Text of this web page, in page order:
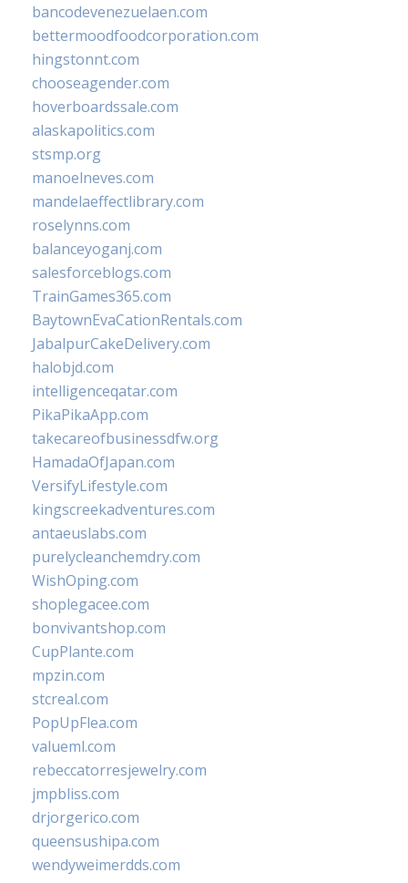
bancodevenezuelaen.com
bettermoodfoodcorporation.com
hingstonnt.com
chooseagender.com
hoverboardssale.com
alaskapolitics.com
stsmp.org
manoelneves.com
mandelaeffectlibrary.com
roselynns.com
balanceyoganj.com
salesforceblogs.com
TrainGames365.com
BaytownEvaCationRentals.com
JabalpurCakeDelivery.com
halobjd.com
intelligenceqatar.com
PikaPikaApp.com
takecareofbusinessdfw.org
HamadaOfJapan.com
VersifyLifestyle.com
kingscreekadventures.com
antaeuslabs.com
purelycleanchemdry.com
WishOping.com
shoplegacee.com
bonvivantshop.com
CupPlante.com
mpzin.com
stcreal.com
PopUpFlea.com
valueml.com
rebeccatorresjewelry.com
jmpbliss.com
drjorgerico.com
queensushipa.com
wendyweimerdds.com